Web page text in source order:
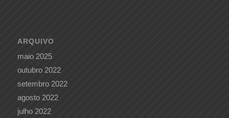
ARQUIVO
maio 2025
outubro 2022
setembro 2022
agosto 2022
julho 2022